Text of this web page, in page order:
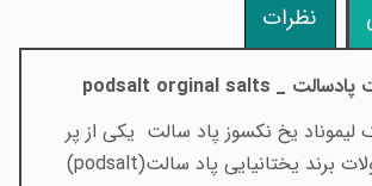
نظرات
پادسالت _ podsalt orginal salts
یخ نکسوز پاد سالت یکی از پر
برند یختانیایی پاد سالت(podsalt)